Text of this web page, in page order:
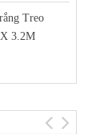
Treo
3.2M